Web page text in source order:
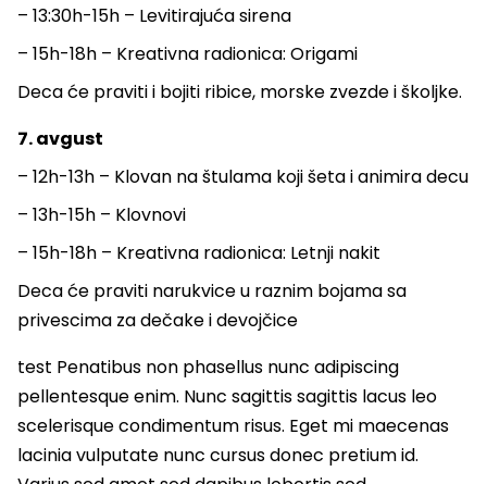
– 13:30h-15h – Levitirajuća sirena
– 15h-18h – Kreativna radionica: Origami
Deca će praviti i bojiti ribice, morske zvezde i školjke.
7. avgust
– 12h-13h – Klovan na štulama koji šeta i animira decu
– 13h-15h – Klovnovi
– 15h-18h – Kreativna radionica: Letnji nakit
Deca će praviti narukvice u raznim bojama sa
privescima za dečake i devojčice
test Penatibus non phasellus nunc adipiscing
pellentesque enim. Nunc sagittis sagittis lacus leo
scelerisque condimentum risus. Eget mi maecenas
lacinia vulputate nunc cursus donec pretium id.